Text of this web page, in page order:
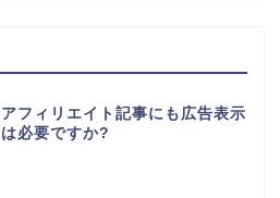
アフィリエイト記事にも広告表示
は必要ですか?